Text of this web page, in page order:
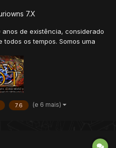
7.X
anos de existência, considerado
todos os tempos. Somos uma
Contamos com equipe
tirando dúvidas so...
7.6 (e 6 mais)